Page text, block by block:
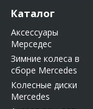
Каталог
Аксессуары
Мерседес
Зимние колеса в
сборе Mercedes
Колесные диски
Mercedes